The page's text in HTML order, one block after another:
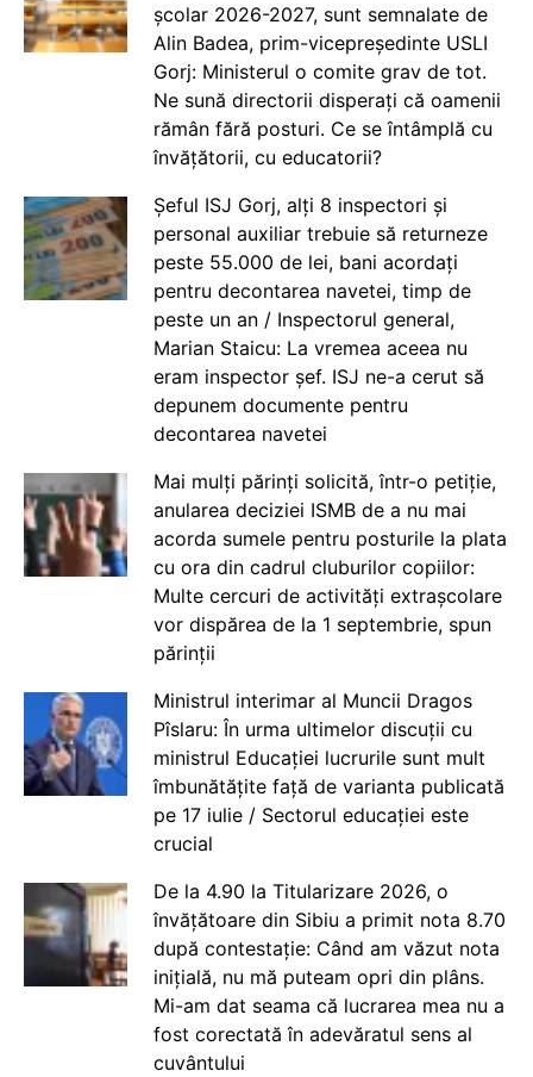
școlar 2026-2027, sunt semnalate de
Alin Badea, prim-vicepreședinte USLI
Gorj: Ministerul o comite grav de tot.
Ne sună directorii disperați că oamenii
rămân fără posturi. Ce se întâmplă cu
învățătorii, cu educatorii?
Șeful ISJ Gorj, alți 8 inspectori și
personal auxiliar trebuie să returneze
peste 55.000 de lei, bani acordați
pentru decontarea navetei, timp de
peste un an / Inspectorul general,
Marian Staicu: La vremea aceea nu
eram inspector șef. ISJ ne-a cerut să
depunem documente pentru
decontarea navetei
Mai mulți părinți solicită, într-o petiție,
anularea deciziei ISMB de a nu mai
acorda sumele pentru posturile la plata
cu ora din cadrul cluburilor copiilor:
Multe cercuri de activități extrașcolare
vor dispărea de la 1 septembrie, spun
părinții
Ministrul interimar al Muncii Dragos
Pîslaru: În urma ultimelor discuții cu
ministrul Educației lucrurile sunt mult
îmbunătățite față de varianta publicată
pe 17 iulie / Sectorul educației este
crucial
De la 4.90 la Titularizare 2026, o
învățătoare din Sibiu a primit nota 8.70
după contestație: Când am văzut nota
inițială, nu mă puteam opri din plâns.
Mi-am dat seama că lucrarea mea nu a
fost corectată în adevăratul sens al
cuvântului